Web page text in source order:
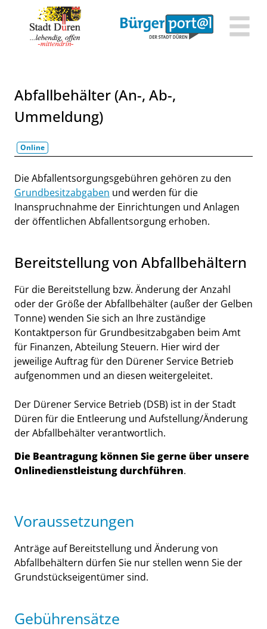
Zum Hauptinhalt springen
Zum Header
Zum Hauptinhalt
Zum Footer
Abfallbehälter (An-, Ab-,
Ummeldung)
Online
Beschreibung
Die Abfallentsorgungsgebühren gehören zu den
Grundbesitzabgaben und werden für die
Inanspruchnahme der Einrichtungen und Anlagen
der öffentlichen Abfallentsorgung erhoben.
Bereitstellung von Abfallbehältern
Für die Bereitstellung bzw. Änderung der Anzahl
oder der Größe der Abfallbehälter (außer der Gelben
Tonne) wenden Sie sich an Ihre zuständige
Kontaktperson für Grundbesitzabgaben beim Amt
für Finanzen, Abteilung Steuern. Hier wird der
jeweilige Auftrag für den Dürener Service Betrieb
aufgenommen und an diesen weitergeleitet.
Der Dürener Service Betrieb (DSB) ist in der Stadt
Düren für die Entleerung und Aufstellung/Änderung
der Abfallbehälter verantwortlich.
Die Beantragung können Sie gerne über unsere
Onlinedienstleistung durchführen.
Voraussetzungen
Anträge auf Bereitstellung und Änderung von
Abfallbehältern dürfen Sie nur stellen wenn Sie der
Grundstückseigentümer sind.
Gebührensätze